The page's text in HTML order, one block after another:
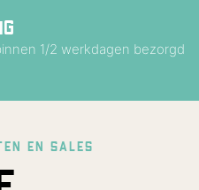
1/2 werkdagen bezorgd
EN SALES